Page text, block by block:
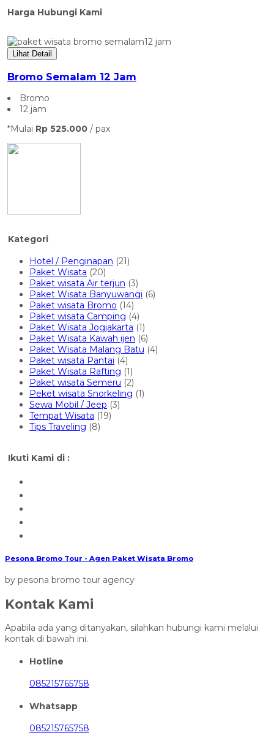
Harga Hubungi Kami
Lihat Detail
Bromo Semalam 12 Jam
Bromo
12 jam
*Mulai Rp 525.000 / pax
Kategori
Hotel / Penginapan (21)
Paket Wisata (20)
Paket wisata Air terjun (3)
Paket Wisata Banyuwangi (6)
Paket wisata Bromo (14)
Paket wisata Camping (4)
Paket Wisata Jogjakarta (1)
Paket Wisata Kawah ijen (6)
Paket Wisata Malang Batu (4)
Paket wisata Pantai (4)
Paket Wisata Rafting (1)
Paket wisata Semeru (2)
Peket wisata Snorkeling (1)
Sewa Mobil / Jeep (3)
Tempat Wisata (19)
Tips Traveling (8)
Ikuti Kami di :
Pesona Bromo Tour - Agen Paket Wisata Bromo
by pesona bromo tour agency
Kontak Kami
Apabila ada yang ditanyakan, silahkan hubungi kami melalui
kontak di bawah ini.
Hotline
085215765758
Whatsapp
085215765758